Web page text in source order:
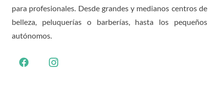
para profesionales. Desde grandes y medianos centros de
belleza, peluquerías o barberías, hasta los pequeños
autónomos.